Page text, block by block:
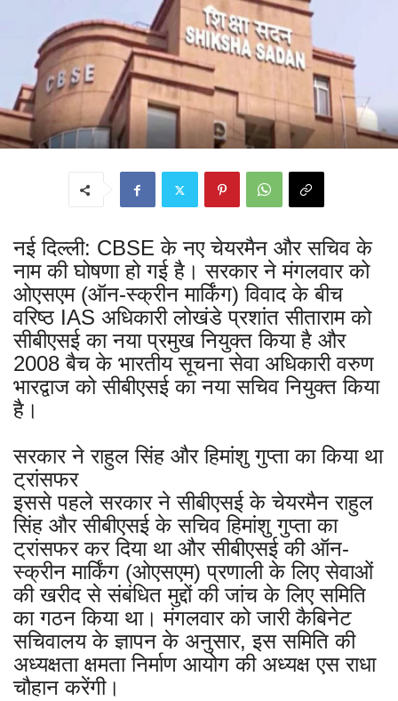
नई दिल्ली: CBSE के नए चेयरमैन और सचिव के
नाम की घोषणा हो गई है। सरकार ने मंगलवार को
ओएसएम (ऑन-स्क्रीन मार्किंग) विवाद के बीच
वरिष्ठ IAS अधिकारी लोखंडे प्रशांत सीताराम को
सीबीएसई का नया प्रमुख नियुक्त किया है और
2008 बैच के भारतीय सूचना सेवा अधिकारी वरुण
भारद्वाज को सीबीएसई का नया सचिव नियुक्त किया
है।
सरकार ने राहुल सिंह और हिमांशु गुप्ता का किया था
ट्रांसफर
इससे पहले सरकार ने सीबीएसई के चेयरमैन राहुल
सिंह और सीबीएसई के सचिव हिमांशु गुप्ता का
ट्रांसफर कर दिया था और सीबीएसई की ऑन-
स्क्रीन मार्किंग (ओएसएम) प्रणाली के लिए सेवाओं
की खरीद से संबंधित मुद्दों की जांच के लिए समिति
का गठन किया था। मंगलवार को जारी कैबिनेट
सचिवालय के ज्ञापन के अनुसार, इस समिति की
अध्यक्षता क्षमता निर्माण आयोग की अध्यक्ष एस राधा
चौहान करेंगी।